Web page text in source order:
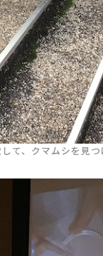
て、クマムシを見つ